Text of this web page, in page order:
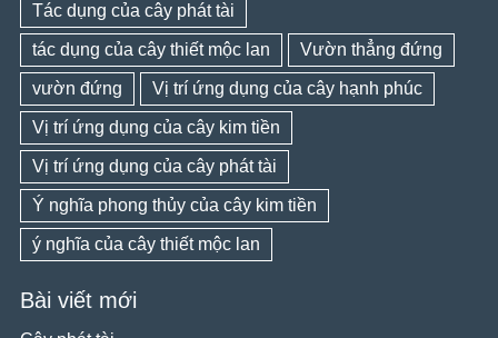
Tác dụng của cây phát tài
tác dụng của cây thiết mộc lan Vườn thẳng đứng
vườn đứng Vị trí ứng dụng của cây hạnh phúc
Vị trí ứng dụng của cây kim tiền
Vị trí ứng dụng của cây phát tài
Ý nghĩa phong thủy của cây kim tiền
ý nghĩa của cây thiết mộc lan
Bài viết mới